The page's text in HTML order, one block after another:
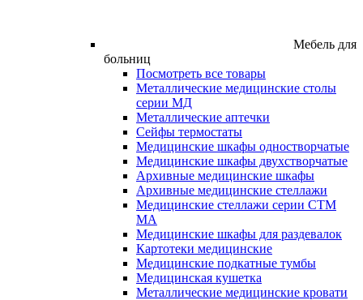
Мебель для
больниц
Посмотреть все товары
Металлические медицинские столы
серии МД
Металлические аптечки
Сейфы термостаты
Медицинские шкафы одностворчатые
Медицинские шкафы двухстворчатые
Архивные медицинские шкафы
Архивные медицинские стеллажи
Медицинские стеллажи серии СТМ
МА
Медицинские шкафы для раздевалок
Картотеки медицинские
Медицинские подкатные тумбы
Медицинская кушетка
Металлические медицинские кровати